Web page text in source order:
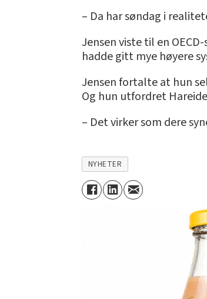
– Da har søndag i
Jensen viste til en
hadde gitt mye høyere
Jensen fortalte at hun
Og hun utfordret
– Det virker som dere
NYHETER